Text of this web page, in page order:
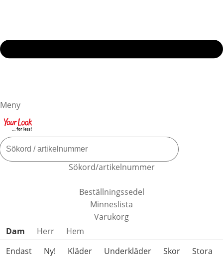
Meny
Sökord/artikelnummer
Beställningssedel
Minneslista
Varukorg
Hoppa över produktkategorier
Dam Herr
Hem
Endast
Ny! Kläder Underkläder Skor
Stora